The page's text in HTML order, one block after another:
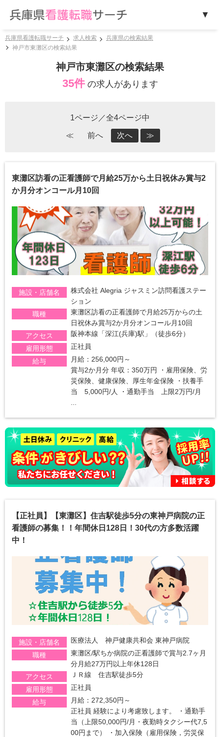
兵庫県看護転職サーチ 求人検索
兵庫県の検索結果
神戸市東灘区の検索結果
神戸市東灘区の検索結果
35件 の求人があります
1ページ／全4ページ中
≪ 前へ 次へ ≫
東灘区訪看の正看護師で月給25万から土日祝休み賞与2
か月分オンコール月10回
施設・店舗名
株式会社 Alegria ジャスミン訪問看護ステー
ション
職種
東灘区訪看の正看護師で月給25万からの土
日祝休み賞与2か月分オンコール月10回
アクセス
阪神本線「深江(兵庫)駅」（徒歩6分）
雇用形態
正社員
給与
月給：256,000円～
賞与2か月分 年収：350万円 ・雇用保険、労
災保険、健康保険、厚生年金保険 ・扶養手
当 5,000円/人 ・通勤手当 上限2万円/月
【正社員】【東灘区】住吉駅徒歩5分の東神戸病院の正
看護師の募集！！年間休日128日！30代の方多数活躍
中！
施設・店舗名
医療法人 神戸健康共和会 東神戸病院
職種
東灘区/駅ちか病院の正看護師で賞与2.7ヶ月
分月給27万円以上年休128日
アクセス
ＪＲ線 住吉駅徒歩5分
雇用形態
正社員
給与
月給：272,350円～
正社員 経験により考慮致します。 ・通勤手
当（上限50,000円/月・夜勤時タクシー代7,5
00円まで） ・加入保険（雇用保険，労災保